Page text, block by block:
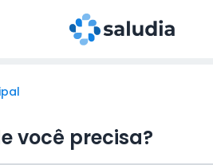
você precisa?